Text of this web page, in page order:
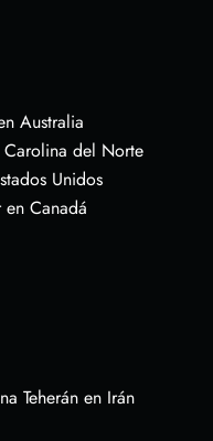
Australia
del Norte
Unidos
Canadá
Teherán en Irán